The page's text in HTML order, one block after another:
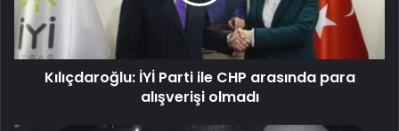
Kılıçdaroğlu: İYİ Parti ile CHP arasında para
alışverişi olmadı